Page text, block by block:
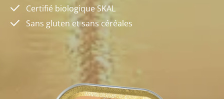
Certifié biologique SKAL
Sans gluten et sans céréales